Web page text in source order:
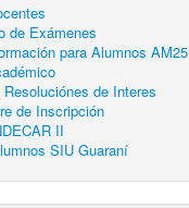
de Exámenes
para Alumnos AM25
de Interes
de Inscripción
II
SIU Guaraní